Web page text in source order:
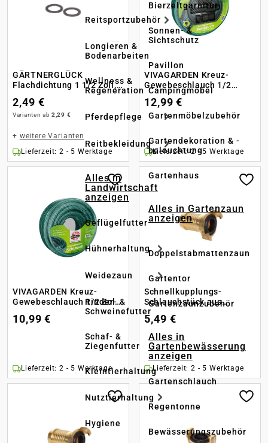
Reitsportzubehör
Longieren &
Bodenarbeiten
Wellness &
Regeneration
Pferdepflege
Reitbekleidung
Alles in
Landwirtschaft
anzeigen
Geflügelfutter
Hühnerhaltung
Weidezaun
Rinder- &
Schweinefutter
Schaf- &
Ziegenfutter
Kleintierhaltung
Nutztierhaltung
Hygiene
Bierzeltgarnitur
Sonnen- &
Sichtschutz
Pavillon
Campingmöbel
Gartenmöbelzubehör
Gartendekoration & -
beleuchtung
Gartenhaus
Alles in Gartenzaun
anzeigen
Doppelstabmattenzaun
Gartentor
Gartenzaunzubehör
Alles in
Gartenbewässerung
anzeigen
Gartenschlauch
Regentonne
Bewässerungszubehör
GÄRTNERGLÜCK
Flachdichtung 1 1/2 Zoll, 2
2,49 €
Varianten ab 2,29 €
+ weitere Varianten
Lieferzeit: 2 - 5 Werktage
VIVAGARDEN Kreuz-
Gewebeschlauch 1/2
Zoll+Armaturen 20m
12,99 €
Lieferzeit: 2 - 5 Werktage
VIVAGARDEN Kreuz-
Gewebeschlauch 1/2 Zoll
10,99 €
Lieferzeit: 2 - 5 Werktage
Schnellkupplungs-
Schlauchstück aus
Messing, 25 mm
5,49 €
Lieferzeit: 2 - 5 Werktage